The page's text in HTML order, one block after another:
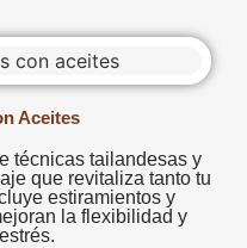
Aceites
técnicas tailandesas y
que revitaliza tanto tu
estiramientos y
la flexibilidad y